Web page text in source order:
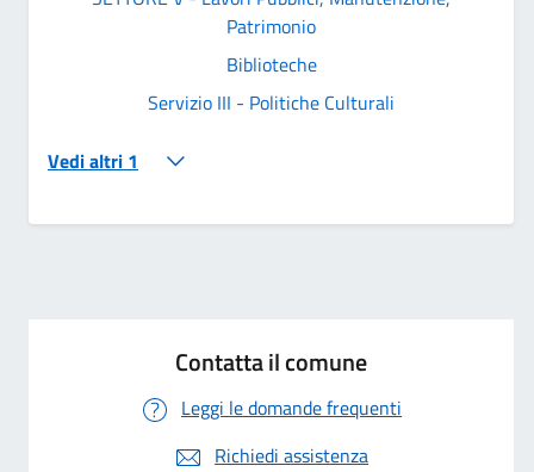
Patrimonio
Biblioteche
Servizio III - Politiche Culturali
Vedi altri 1
Contatta il comune
Leggi le domande frequenti
Richiedi assistenza